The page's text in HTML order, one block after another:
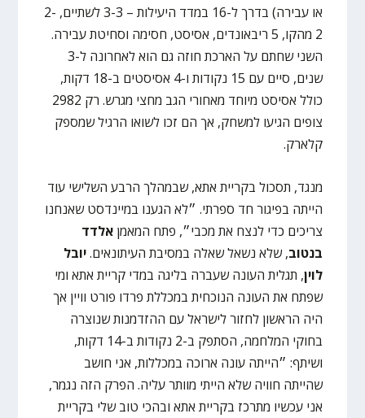
או עבירה) בדרך ל-16 במדד היעילות – 3-3 לשתיים, 2-
2 מהקו, 5 ריבאונדים, אסיסט, חסימה וסחיטת עבירה.
השני שחתם על הארכת חוזה גם הוא לאחרונה ל-3
שנים, סיים עם 15 נקודות ו-4 אסיסטים ב-18 דקות,
כולל אסיסט מיוחד מאחורי הגב מחצי מגרש. רק 2982
צופים הגיעו למשחק, אך הם זכו לשואו הרגיל שמספק
קלארק.
מנגד, תסכול בקריית אתא, שבמהלך הרבע השלישי עוד
הייתה בפיגור חד ספרתי. ״לא הגענו במיינדסט שאנחנו
צריכים כדי לנצח את מכבי״, פתח המאמןאלדד
בנטוב, שלא נשאל שאלה במסיבת העיתונאים.יובל
לוין, תגלית העונה שעברה בליגה במדי קריית אתא ומי
שפתח את העונה הנוכחית במכללת פרדו פורט וויין אך
היה הראשון לחזור לישראל עם ההזדמנות שנוצרה
בחוקי המלחמה, הסתפק ב-2 נקודות ב-14 דקות,
ושיתף: ״הייתה עונה ארוכה במכללות, אני חושב
שהייתה חוויה שלא הייתי מוותר עליה. הפרק הזה נגמר,
אני עכשיו מתרכז בקריית אתא ובהכי טוב שלי בקריית